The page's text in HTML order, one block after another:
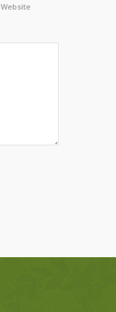
Website